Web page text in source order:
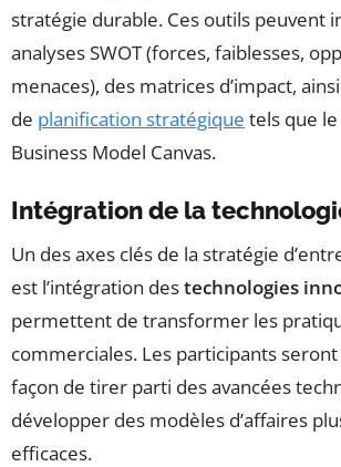
stratégie durable. Ces outils peuvent
analyses SWOT (forces, faiblesses,
menaces), des matrices d’impact,
de planification stratégique tels que
Business Model Canvas.
Intégration de la
Un des axes clés de la stratégie
est l’intégration destechnologies
permettent de transformer les
commerciales. Les participants
façon de tirer parti des avancées
développer des modèles d’affaires
efficaces.